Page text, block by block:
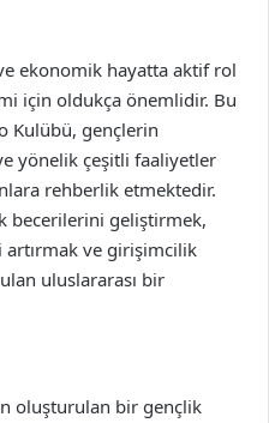
ekonomik hayatta aktif rol
için oldukça önemlidir. Bu
Kulübü, gençlerin
yönelik çeşitli faaliyetler
rehberlik etmektedir.
becerilerini geliştirmek,
ve girişimcilik
uluslararası bir
oluşturulan bir gençlik